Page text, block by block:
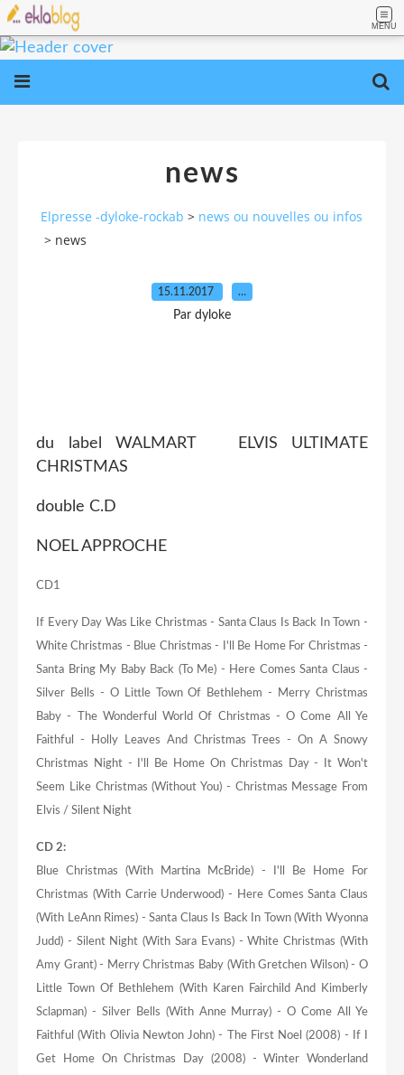
MENU
news
Elpresse -dyloke-rockab > news ou nouvelles ou infos
> news
15.11.2017 …
Par dyloke
du label WALMART ELVIS ULTIMATE
CHRISTMAS
double C.D
NOEL APPROCHE
CD1
If Every Day Was Like Christmas - Santa Claus Is Back In Town -
White Christmas - Blue Christmas - I'll Be Home For Christmas -
Santa Bring My Baby Back (To Me) - Here Comes Santa Claus -
Silver Bells - O Little Town Of Bethlehem - Merry Christmas
Baby - The Wonderful World Of Christmas - O Come All Ye
Faithful - Holly Leaves And Christmas Trees - On A Snowy
Christmas Night - I'll Be Home On Christmas Day - It Won't
Seem Like Christmas (Without You) - Christmas Message From
Elvis / Silent Night
CD 2:
Blue Christmas (With Martina McBride) - I'll Be Home For
Christmas (With Carrie Underwood) - Here Comes Santa Claus
(With LeAnn Rimes) - Santa Claus Is Back In Town (With Wyonna
Judd) - Silent Night (With Sara Evans) - White Christmas (With
Amy Grant) - Merry Christmas Baby (With Gretchen Wilson) - O
Little Town Of Bethlehem (With Karen Fairchild And Kimberly
Sclapman) - Silver Bells (With Anne Murray) - O Come All Ye
Faithful (With Olivia Newton John) - The First Noel (2008) - If I
Get Home On Christmas Day (2008) - Winter Wonderland